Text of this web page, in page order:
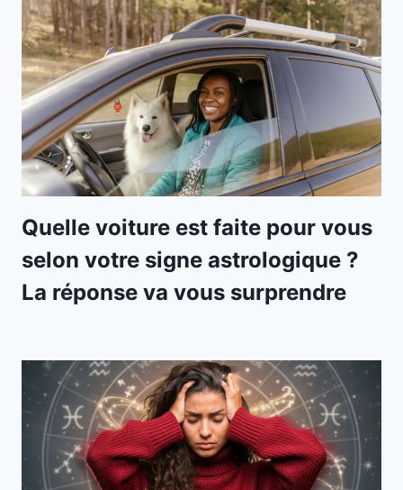
Quelle voiture est faite pour vous
selon votre signe astrologique ?
La réponse va vous surprendre